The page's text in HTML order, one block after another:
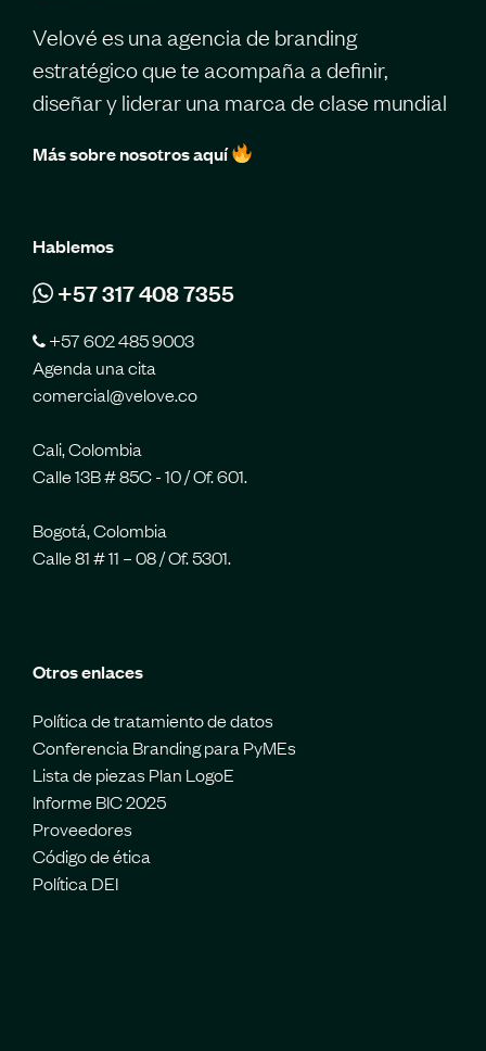
Velové es una agencia de branding
estratégico que te acompaña a definir,
diseñar y liderar una marca de clase mundial
Más sobre nosotros aquí
Hablemos
+57 317 408 7355
+57 602 485 9003
Agenda una cita
comercial@velove.co
Cali, Colombia
Calle 13B # 85C - 10 / Of. 601.
Bogotá, Colombia
Calle 81 # 11 – 08 / Of. 5301.
Otros enlaces
Política de tratamiento de datos
Conferencia Branding para PyMEs
Lista de piezas Plan LogoE
Informe BIC 2025
Proveedores
Código de ética
Política DEI